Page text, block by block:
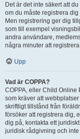
Det är det inte säkert att
om du måste registrera
Men registrering ger dig
som till exempel
andra användare,
några minuter att
Upp
Vad är COPPA?
COPPA, eller Child Online
som kräver att
skriftligt tillstånd från
försöker att registrera dig,
dig på, kontakta ett
juridisk rådgivning och